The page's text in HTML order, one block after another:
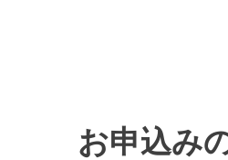
お申込み